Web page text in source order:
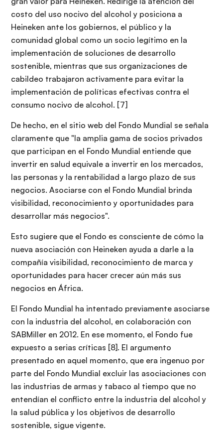
costo del uso nocivo del alcohol y posiciona a
Heineken ante los gobiernos, el público y la
comunidad global como un socio legítimo en la
implementación de soluciones de desarrollo
sostenible, mientras que sus organizaciones de
cabildeo trabajaron activamente para evitar la
implementación de políticas efectivas contra el
consumo nocivo de alcohol. [7]
De hecho, en el sitio web del Fondo Mundial se señala
claramente que "la amplia gama de socios privados
que participan en el Fondo Mundial entiende que
invertir en salud equivale a invertir en los mercados,
las personas y la rentabilidad a largo plazo de sus
negocios. Asociarse con el Fondo Mundial brinda
visibilidad, reconocimiento y oportunidades para
desarrollar más negocios".
Esto sugiere que el Fondo es consciente de cómo la
nueva asociación con Heineken ayuda a darle a la
compañía visibilidad, reconocimiento de marca y
oportunidades para hacer crecer aún más sus
negocios en África.
El Fondo Mundial ha intentado previamente asociarse
con la industria del alcohol, en colaboración con
SABMiller en 2012. En ese momento, el Fondo fue
expuesto a serias críticas [8]. El argumento
presentado en aquel momento, que era ingenuo por
parte del Fondo Mundial excluir las asociaciones con
las industrias de armas y tabaco al tiempo que no
entendían el conflicto entre la industria del alcohol y
la salud pública y los objetivos de desarrollo
sostenible, sigue vigente.